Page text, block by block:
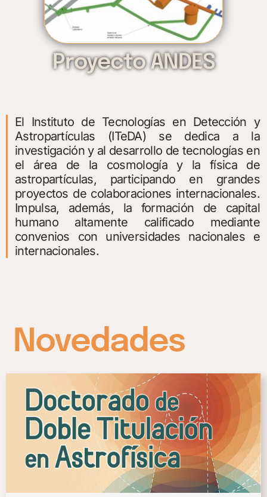
Proyecto ANDES
El Instituto de Tecnologías en Detección y
Astropartículas (ITeDA) se dedica a la
investigación y al desarrollo de tecnologías en
el área de la cosmología y la física de
astropartículas, participando en grandes
proyectos de colaboraciones internacionales.
Impulsa, además, la formación de capital
humano altamente calificado mediante
convenios con universidades nacionales e
internacionales.
Novedades